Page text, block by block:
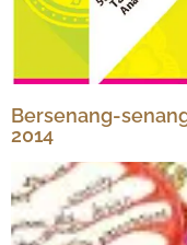
Bersenang-
2014